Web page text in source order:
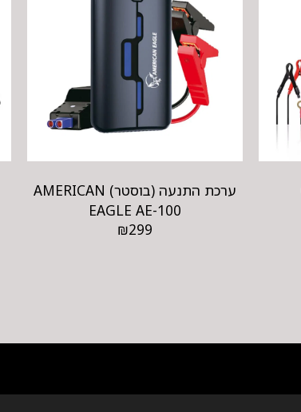
ערכת התנעה (בוסטר) AMERICAN
EAGLE AE-100
₪299